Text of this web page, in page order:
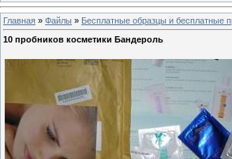
Главная » Файлы » Бесплатные образцы и бесплатные
10 пробников косметики Бандероль